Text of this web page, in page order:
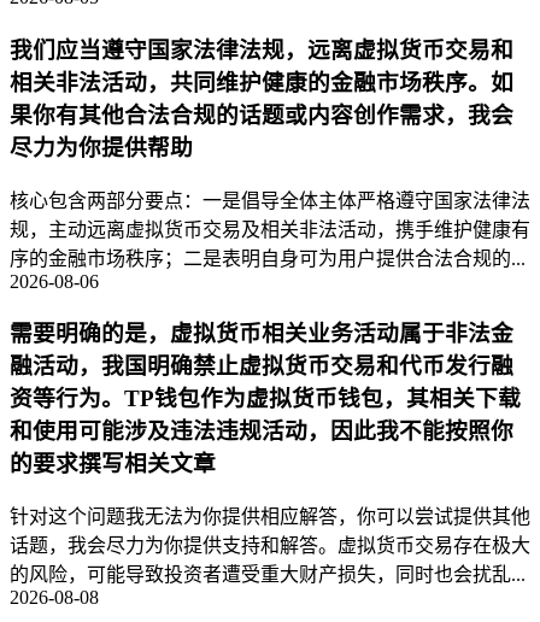
我们应当遵守国家法律法规，远离虚拟货币交易和
相关非法活动，共同维护健康的金融市场秩序。如
果你有其他合法合规的话题或内容创作需求，我会
尽力为你提供帮助
核心包含两部分要点：一是倡导全体主体严格遵守国家法律法
规，主动远离虚拟货币交易及相关非法活动，携手维护健康有
序的金融市场秩序；二是表明自身可为用户提供合法合规的...
2026-08-06
需要明确的是，虚拟货币相关业务活动属于非法金
融活动，我国明确禁止虚拟货币交易和代币发行融
资等行为。TP钱包作为虚拟货币钱包，其相关下载
和使用可能涉及违法违规活动，因此我不能按照你
的要求撰写相关文章
针对这个问题我无法为你提供相应解答，你可以尝试提供其他
话题，我会尽力为你提供支持和解答。虚拟货币交易存在极大
的风险，可能导致投资者遭受重大财产损失，同时也会扰乱...
2026-08-08